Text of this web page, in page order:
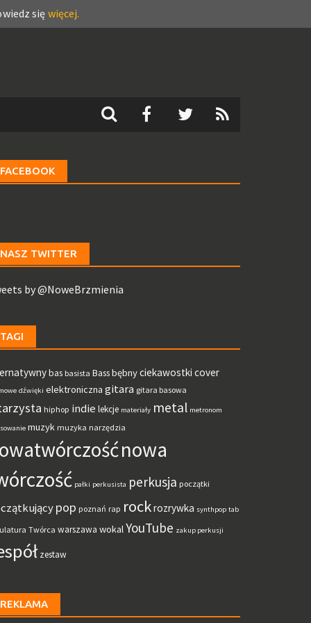
sięwięcej.
FACEBOOK
NASZ TWITTER
by @NoweBrzmienia
TAGI
bas basista Bassbębnyciekawostki cover
dźwięki elektroniczna gitara gitara basowa
hiphop indie lekcje materiały metal metronom
muzyk muzyka narzędzia
nowa
pałki perkusista perkusja początki
pop poznań rap rockrozrywka synthpop tab
Twórca warszawa wokalYouTube zakup perkusji
zestaw
REKLAMA